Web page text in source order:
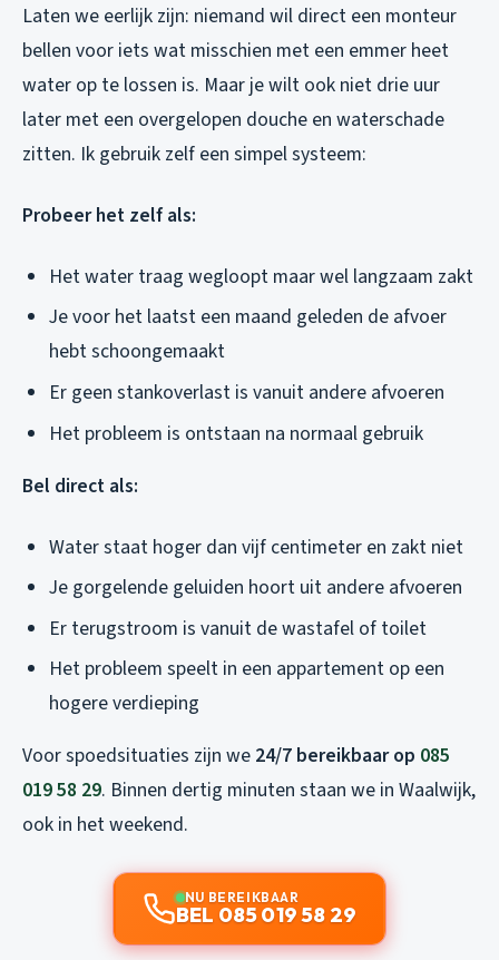
Laten we eerlijk zijn: niemand wil direct een monteur
bellen voor iets wat misschien met een emmer heet
water op te lossen is. Maar je wilt ook niet drie uur
later met een overgelopen douche en waterschade
zitten. Ik gebruik zelf een simpel systeem:
Probeer het zelf als:
Het water traag wegloopt maar wel langzaam zakt
Je voor het laatst een maand geleden de afvoer
hebt schoongemaakt
Er geen stankoverlast is vanuit andere afvoeren
Het probleem is ontstaan na normaal gebruik
Bel direct als:
Water staat hoger dan vijf centimeter en zakt niet
Je gorgelende geluiden hoort uit andere afvoeren
Er terugstroom is vanuit de wastafel of toilet
Het probleem speelt in een appartement op een
hogere verdieping
Voor spoedsituaties zijn we 24/7 bereikbaar op 085
019 58 29. Binnen dertig minuten staan we in Waalwijk,
ook in het weekend.
NU BEREIKBAAR
BEL 085 019 58 29